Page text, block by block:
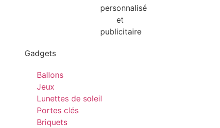
Gadgets
Ballons
Jeux
Lunettes de soleil
Portes clés
Briquets